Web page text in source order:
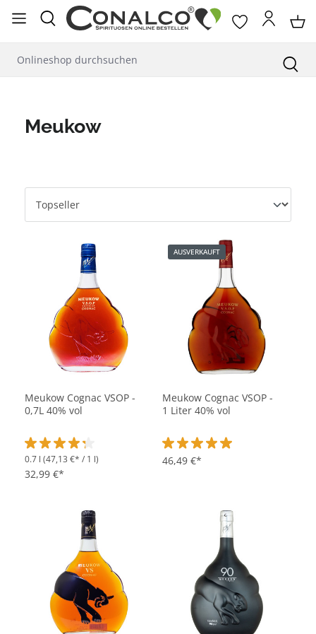
springen
Meukow
Meukow Cognac VSOP -
0,7L 40% vol
Durchschnittliche Bewertung von 4.1 von 5 Sternen
0.7 l (47,13 €* / 1 l)
32,99 €*
AUSVERKAUFT
Meukow Cognac VSOP -
1 Liter 40% vol
Durchschnittliche Bewertung
46,49 €*